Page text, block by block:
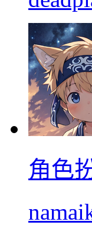
角色